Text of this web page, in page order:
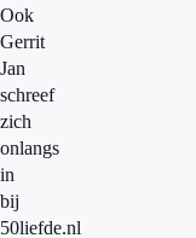
Ook
Gerrit
Jan
schreef
zich
onlangs
in
bij
50liefde.nl